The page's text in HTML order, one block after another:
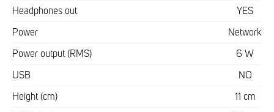
Headphones out YES
Power Network
Power output (RMS) 6 W
USB NO
Height (cm) 11 cm